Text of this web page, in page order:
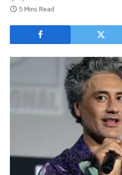
5 Mins Read